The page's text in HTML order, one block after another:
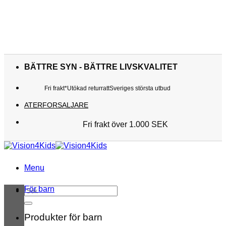
BÄTTRE SYN - BÄTTRE LIVSKVALITET
Fri frakt*Utökad returrattSveriges största utbud
ATERFORSALJARE
Fri frakt över 1.000 SEK
Kunderna älskar oss
Utökad returratt
Sveriges största utbud
Menu
Sök
efter:
För barn
Produkter för barn